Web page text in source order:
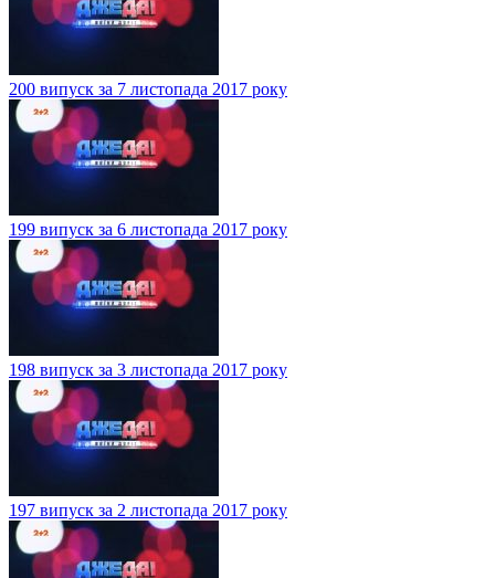
200 випуск за 7 листопада 2017 року
199 випуск за 6 листопада 2017 року
198 випуск за 3 листопада 2017 року
197 випуск за 2 листопада 2017 року